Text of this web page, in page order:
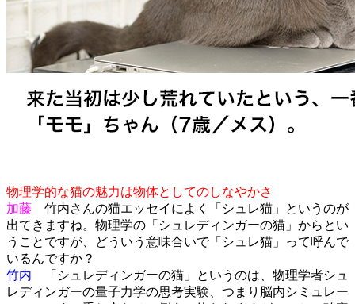
物理学的な猫の魅力は物体としてのしなやかさ
加藤 竹内さんの猫エッセイによく「シュレ猫」というのが
出てきますね。物理学の「シュレディンガーの猫」からとい
うことですが、どういう意味合いで「シュレ猫」って呼んで
いるんですか？
竹内 「シュレディンガーの猫」というのは、物理学者シュ
レディンガーの量子力学の思考実験、つまり脳内シミュレー